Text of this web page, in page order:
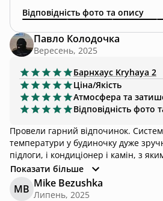
Відповідність фото та опису
Павло Колодочка
Вересень, 2025
Барнхаус Kryhaya 2
Ціна/Якість
Атмосфера та
Відповідність фото
Провели гарний відпочинок.
температури у будиночку дуже
підлоги, і кондиціонер і камін, з
нічого робити. Багато освітлення,
можна включити приглушене, можна
тераса, вид що вночі що вдень.
Показати більше
MB Mike Bezushka
Липень, 2025